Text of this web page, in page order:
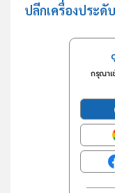
ปลีกเครื่องประดับ
กรุณาเ